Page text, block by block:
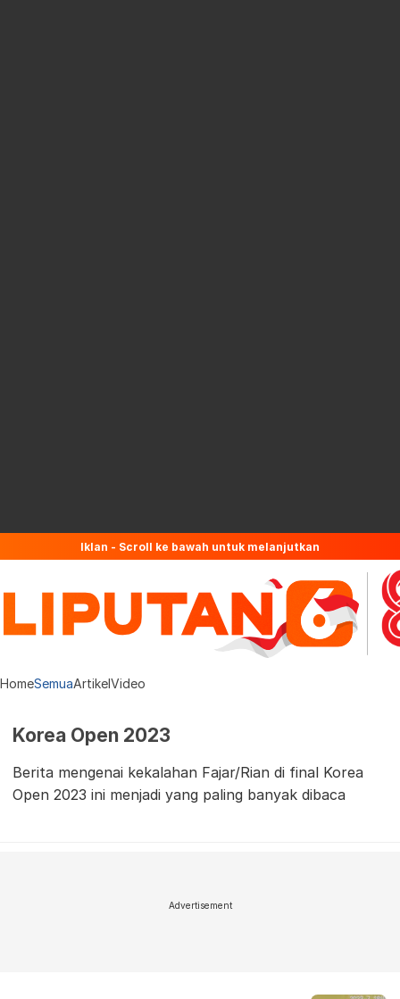
Iklan - Scroll ke bawah untuk melanjutkan
HomeSemuaArtikelVideo
Korea Open 2023
Berita mengenai kekalahan Fajar/Rian di final Korea
Open 2023 ini menjadi yang paling banyak dibaca
Advertisement